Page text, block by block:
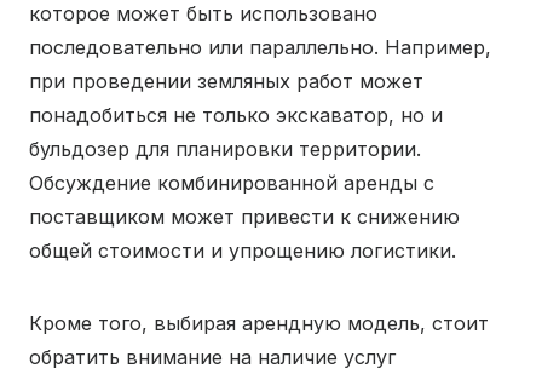
которое может быть использовано
последовательно или параллельно. Например,
при проведении земляных работ может
понадобиться не только экскаватор, но и
бульдозер для планировки территории.
Обсуждение комбинированной аренды с
поставщиком может привести к снижению
общей стоимости и упрощению логистики.
Кроме того, выбирая арендную модель, стоит
обратить внимание на наличие услуг